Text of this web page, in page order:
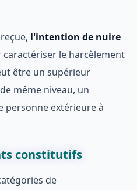
l'intention de nuire
caractériser le harcèlement
être un supérieur
même niveau, un
personne extérieure à
constitutifs
de